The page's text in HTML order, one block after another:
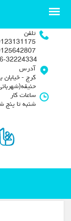
تلفن
آدرس
ساعات کار
شنبه تا پنج